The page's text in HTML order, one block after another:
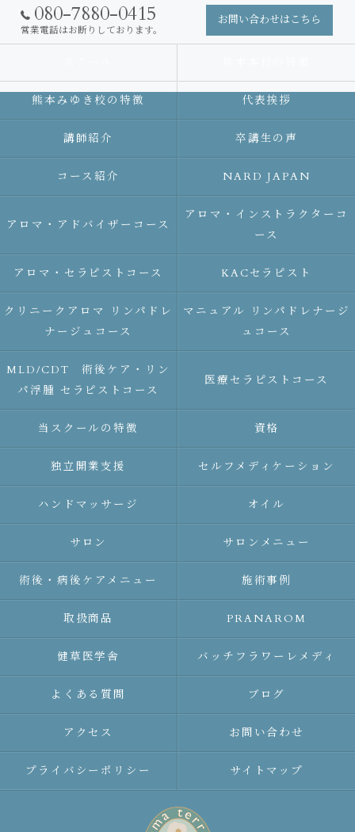
080-7880-0415
営業電話はお断りしております。
お問い合わせはこちら
熊本みゆき校の特徴 代表挨拶
講師紹介 卒講生の声
コース紹介 NARD JAPAN
アロマ・アドバイザーコース
アロマ・インストラクターコ
ース
アロマ・セラピストコース KACセラピスト
クリニークアロマ リンパドレ
ナージュコース
マニュアル リンパドレナージ
ュコース
MLD/CDT 術後ケア・リン
パ浮腫 セラピストコース
医療セラピストコース
当スクールの特徴 資格
独立開業支援 セルフメディケーション
ハンドマッサージ オイル
サロン サロンメニュー
術後・病後ケアメニュー 施術事例
取扱商品 PRANAROM
健草医学舎 バッチフラワーレメディ
よくある質問 ブログ
アクセス お問い合わせ
プライバシーポリシー サイトマップ